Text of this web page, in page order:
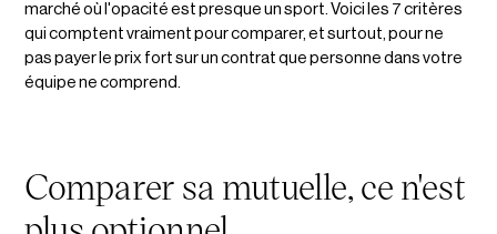
marché où l'opacité est presque un sport. Voici les 7 critères
qui comptent vraiment pour comparer, et surtout, pour ne
pas payer le prix fort sur un contrat que personne dans votre
équipe ne comprend.
Comparer sa mutuelle, ce n'est